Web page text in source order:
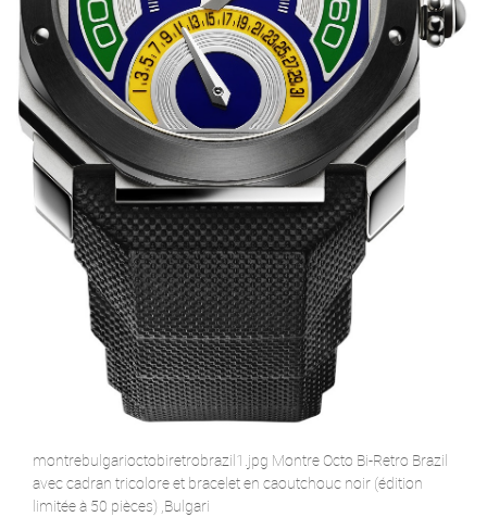
montrebulgarioctobiretrobrazil1.jpg Montre Octo Bi-Retro Brazil
avec cadran tricolore et bracelet en caoutchouc noir (édition
limitée à 50 pièces) ,Bulgari